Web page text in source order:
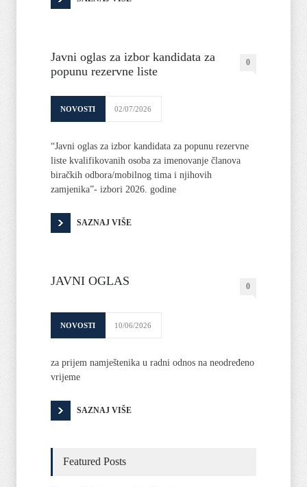
Javni oglas za izbor kandidata za
popunu rezervne liste
0
NOVOSTI 02/07/2026
“Javni oglas za izbor kandidata za popunu rezervne
liste kvalifikovanih osoba za imenovanje članova
biračkih odbora/mobilnog tima i njihovih
zamjenika”- izbori 2026. godine
SAZNAJ VIŠE
JAVNI OGLAS 0
NOVOSTI 10/06/2026
za prijem namještenika u radni odnos na neodređeno
vrijeme
SAZNAJ VIŠE
Featured Posts